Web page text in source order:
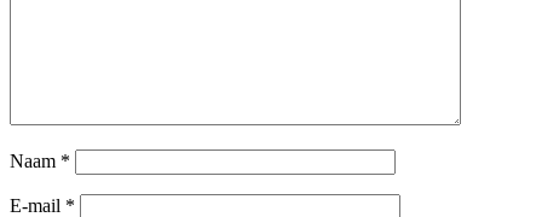
Naam *
E-mail *